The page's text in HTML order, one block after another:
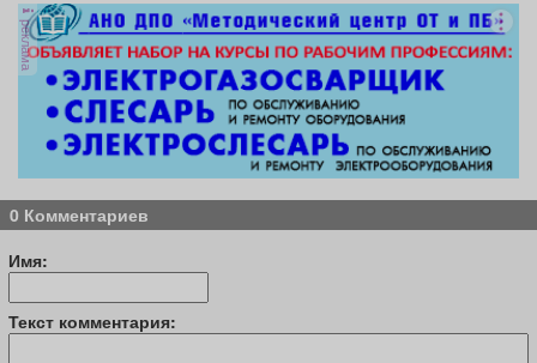
реклама
0 Комментариев
Имя:
Текст комментария: